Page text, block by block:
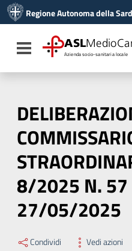
Vai al menu di navigazione
Vai al footer
Regione Autonoma della
Toggle navigation
ASL
Azienda socio-sanitaria locale
8/2025 N. 57
27/05/2025
Condividi Vedi azioni